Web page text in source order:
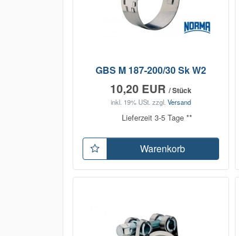
GBS M 187-200/30 Sk W2
10,20 EUR / Stück
inkl. 19% USt. zzgl. Versand
Lieferzeit 3-5 Tage **
Warenkorb